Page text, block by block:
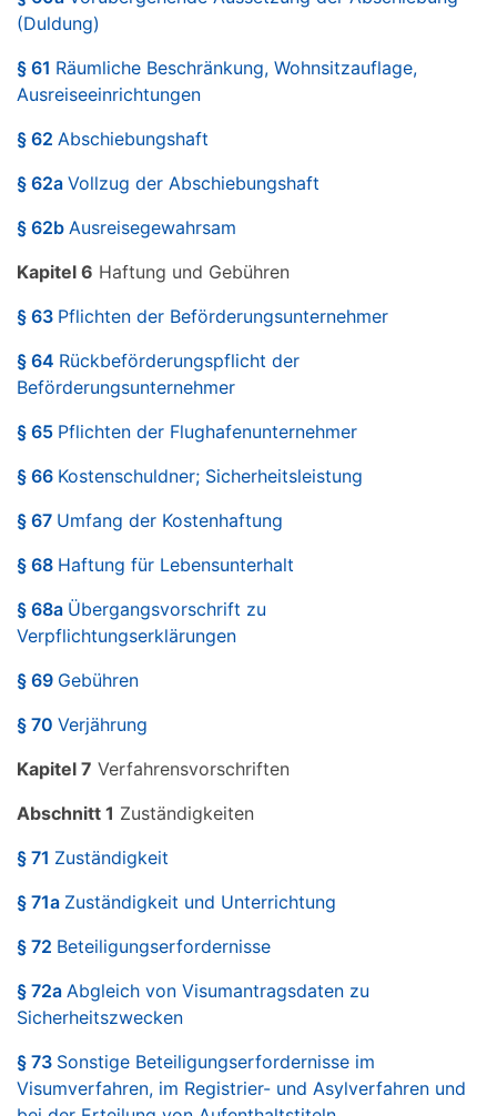
(Duldung)
§ 61 Räumliche Beschränkung, Wohnsitzauflage,
Ausreiseeinrichtungen
§ 62 Abschiebungshaft
§ 62a Vollzug der Abschiebungshaft
§ 62b Ausreisegewahrsam
Kapitel 6 Haftung und Gebühren
§ 63 Pflichten der Beförderungsunternehmer
§ 64 Rückbeförderungspflicht der
Beförderungsunternehmer
§ 65 Pflichten der Flughafenunternehmer
§ 66 Kostenschuldner; Sicherheitsleistung
§ 67 Umfang der Kostenhaftung
§ 68 Haftung für Lebensunterhalt
§ 68a Übergangsvorschrift zu
Verpflichtungserklärungen
§ 69 Gebühren
§ 70 Verjährung
Kapitel 7 Verfahrensvorschriften
Abschnitt 1 Zuständigkeiten
§ 71 Zuständigkeit
§ 71a Zuständigkeit und Unterrichtung
§ 72 Beteiligungserfordernisse
§ 72a Abgleich von Visumantragsdaten zu
Sicherheitszwecken
§ 73 Sonstige Beteiligungserfordernisse im
Visumverfahren, im Registrier- und Asylverfahren und